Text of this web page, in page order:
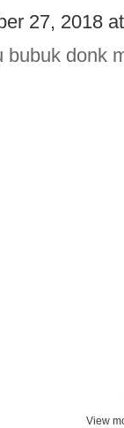
27, 2018
bubuk donk
View